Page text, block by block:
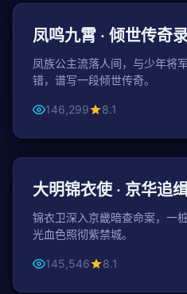
古装
凤鸣九霄 · 倾世传奇
凤族公主流落人间，与少年将
错，谱写一段倾世传奇。
146,299 8.1
古装
大明锦衣使 · 京华追
锦衣卫深入京畿暗查命案，一
光血色照彻紫禁城。
145,546 8.1